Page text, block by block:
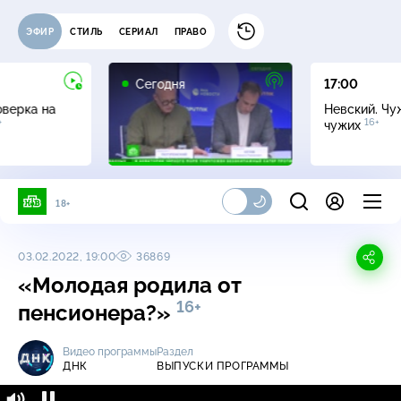
ЭФИР СТИЛЬ СЕРИАЛ ПРАВО
на
Сегодня
17:00
Невский.
чужих 16+
18+
03.02.2022, 19:00 36869
«Молодая родила от
пенсионера?» 16+
Видео программы
ДНК
Раздел
ВЫПУСКИ ПРОГРАММЫ